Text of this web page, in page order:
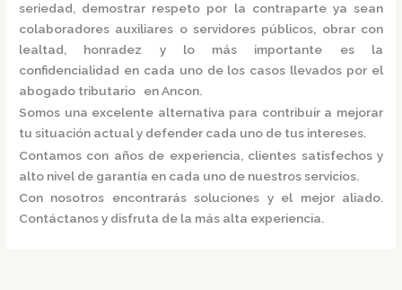
seriedad, demostrar respeto por la contraparte ya sean
colaboradores auxiliares o servidores públicos, obrar con
lealtad, honradez y lo más importante es la
confidencialidad en cada uno de los casos llevados por el
abogado tributario en Ancon.
Somos una excelente alternativa para contribuir a mejorar
tu situación actual y defender cada uno de tus intereses.
Contamos con años de experiencia, clientes satisfechos y
alto nivel de garantía en cada uno de nuestros servicios.
Con nosotros encontrarás soluciones y el mejor aliado.
Contáctanos y disfruta de la más alta experiencia.